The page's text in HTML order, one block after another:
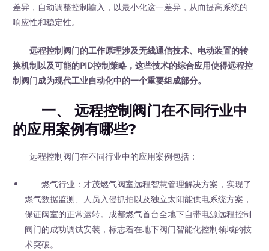
差异，自动调整控制输入，以最小化这一差异，从而提高系统的
响应性和稳定性。
远程控制阀门的工作原理涉及无线通信技术、电动装置的转
换机制以及可能的PID控制策略，这些技术的综合应用使得远程控
制阀门成为现代工业自动化中的一个重要组成部分。
一、 远程控制阀门在不同行业中
的应用案例有哪些?
远程控制阀门在不同行业中的应用案例包括：
燃气行业：才茂燃气阀室远程智慧管理解决方案，实现了
燃气数据监测、人员入侵抓拍以及独立太阳能供电系统方案，
保证阀室的正常运转。成都燃气首台全地下自带电源远程控制
阀门的成功调试安装，标志着在地下阀门智能化控制领域的技
术突破。